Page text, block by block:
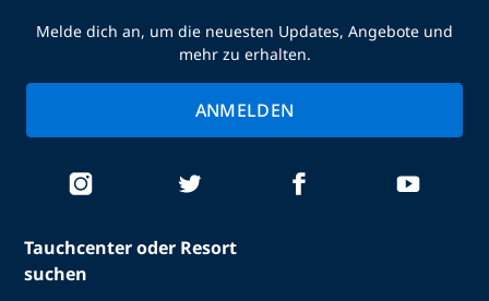
Tauchcenter oder Resort
suchen
Melde dich an, um die neuesten Updates, Angebote und
mehr zu erhalten.
ANMELDEN